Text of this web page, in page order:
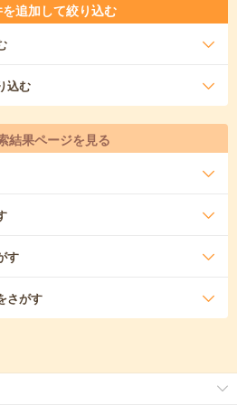
追加して絞り込む
込む
結果ページを見る
す
さがす